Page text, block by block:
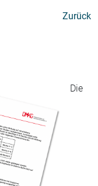
Zurück
Die